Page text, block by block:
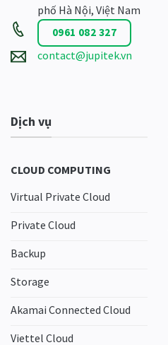
phố Hà Nội, Việt Nam
0961 082 327
contact@jupitek.vn
Dịch vụ
CLOUD COMPUTING
Virtual Private Cloud
Private Cloud
Backup
Storage
Akamai Connected Cloud
Viettel Cloud